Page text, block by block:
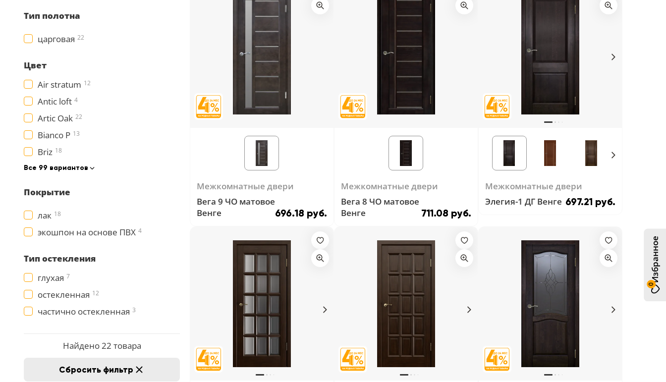
0
Избранное
Тип полотна
царговая 22
Цвет
Air stratum 12
Antic loft 4
Artic Oak 22
Bianco Р 13
Briz 18
Все 99 вариантов
Покрытие
лак 18
экошпон на основе ПВХ 4
Тип остекления
глухая 7
остекленная 12
частично остекленная 3
Найдено 22 товара
Сбросить фильтр
Межкомнатные двери
Вега 9 ЧО матовое
Венге
696.18 руб.
Межкомнатные двери
Вега 8 ЧО матовое
Венге
711.08 руб.
Межкомнатные двери
Элегия-1 ДГ Венге 697.21 руб.